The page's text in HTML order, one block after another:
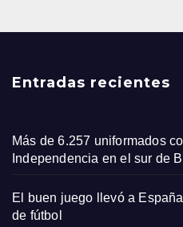
Entradas recientes
Más de 6.257 uniformados
Independencia en el sur de
El buen juego llevó a
de fútbol